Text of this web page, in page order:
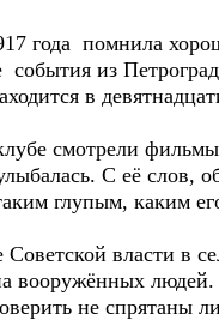
помнила хорошо,
из
в
фильмы
С её слов,
глупым, каким
власти в
вооружённых
не спрятаны